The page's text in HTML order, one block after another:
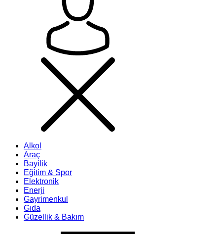
Alkol
Araç
Bayilik
Eğitim & Spor
Elektronik
Enerji
Gayrimenkul
Gıda
Güzellik & Bakım